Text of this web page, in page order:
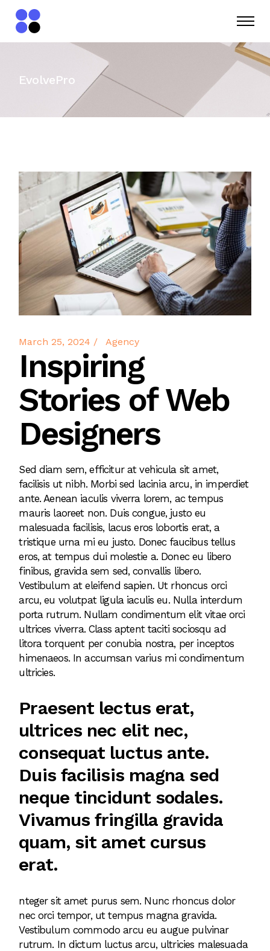
EvolvePro
March 25, 2024 Agency
Inspiring
Stories of Web
Designers
Sed diam sem, efficitur at vehicula sit amet,
facilisis ut nibh. Morbi sed lacinia arcu, in imperdiet
ante. Aenean iaculis viverra lorem, ac tempus
mauris laoreet non. Duis congue, justo eu
malesuada facilisis, lacus eros lobortis erat, a
tristique urna mi eu justo. Donec faucibus tellus
eros, at tempus dui molestie a. Donec eu libero
finibus, gravida sem sed, convallis libero.
Vestibulum at eleifend sapien. Ut rhoncus orci
arcu, eu volutpat ligula iaculis eu. Nulla interdum
porta rutrum. Nullam condimentum elit vitae orci
ultrices viverra. Class aptent taciti sociosqu ad
litora torquent per conubia nostra, per inceptos
himenaeos. In accumsan varius mi condimentum
ultricies.
Praesent lectus erat,
ultrices nec elit nec,
consequat luctus ante.
Duis facilisis magna sed
neque tincidunt sodales.
Vivamus fringilla gravida
quam, sit amet cursus
erat.
nteger sit amet purus sem. Nunc rhoncus dolor
nec orci tempor, ut tempus magna gravida.
Vestibulum commodo arcu eu augue pulvinar
rutrum. In dictum luctus arcu, ultricies malesuada